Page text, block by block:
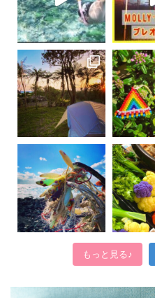
もっと見る♪